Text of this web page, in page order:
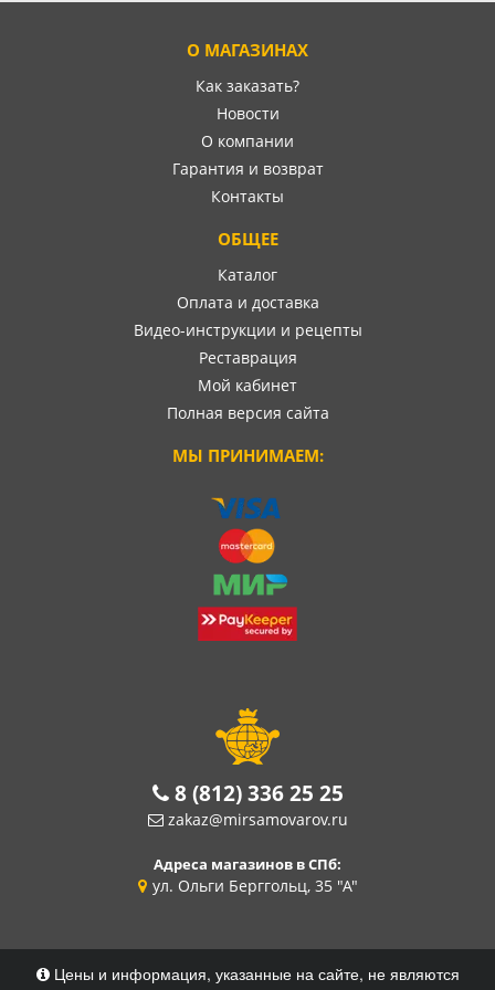
О МАГАЗИНАХ
Как заказать?
Новости
О компании
Гарантия и возврат
Контакты
ОБЩЕЕ
Каталог
Оплата и доставка
Видео-инструкции и рецепты
Реставрация
Мой кабинет
Полная версия сайта
МЫ ПРИНИМАЕМ:
8 (812) 336 25 25
zakaz@mirsamovarov.ru
Адреса магазинов в СПб:
ул. Ольги Берггольц, 35 "А"
Цены и информация, указанные на сайте, не являются